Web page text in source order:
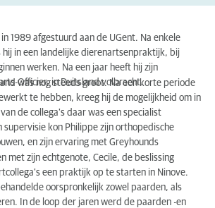
in 1989 afgestuurd aan de UGent. Na enkele
hij in een landelijke dierenartsenpraktijk, bij
werken. Na een jaar heeft hij zijn
Officier, in Duitsland volbracht.
was nog steeds groot. Na een korte periode
te hebben, kreeg hij de mogelijkheid om in
de collega's daar was een specialist
kon Philippe zijn orthopedische
en zijn ervaring met Greyhounds
met zijn echtgenote, Cecile, de beslissing
een praktijk op te starten in Ninove.
oorspronkelijk zowel paarden, als
In de loop der jaren werd de paarden -en